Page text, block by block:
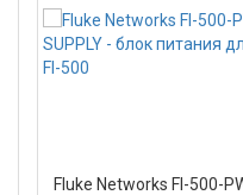
Fluke Networks FI-500-